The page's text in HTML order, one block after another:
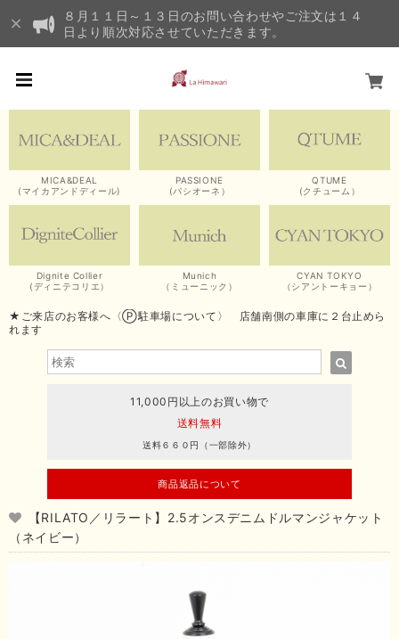
８月１１日～１３日のお問い合わせやご注文は１４
日より順次対応させていただきます。
MICA&DEAL
(マイカアンドディール)
PASSIONE
(パシオーネ）
QTUME
(クチューム）
Dignite Collier
(ディニテコリエ）
Munich
（ミューニック）
CYAN TOKYO
（シアントーキョー）
★ご来店のお客様へ〈Ⓟ駐車場について〉 店舗南側の車庫に２台止めら
れます
11,000円以上のお買い物で
送料無料
送料６６０円（一部除外）
商品返品について
【RILATO／リラート】2.5オンスデニムドルマンジャケット
（ネイビー）